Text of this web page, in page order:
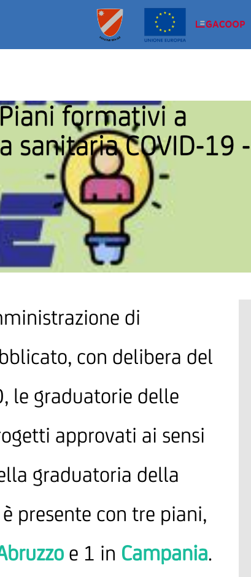
sanitaria COVID-19 -
di
con delibera del
le graduatorie delle
approvati ai sensi
graduatoria della
è presente con tre piani,
e 1 in Campania.